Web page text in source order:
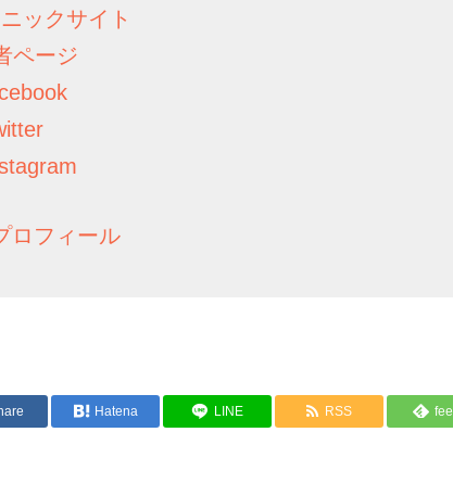
ックサイト
ページ
ロフィール
Hatena LINE RSS